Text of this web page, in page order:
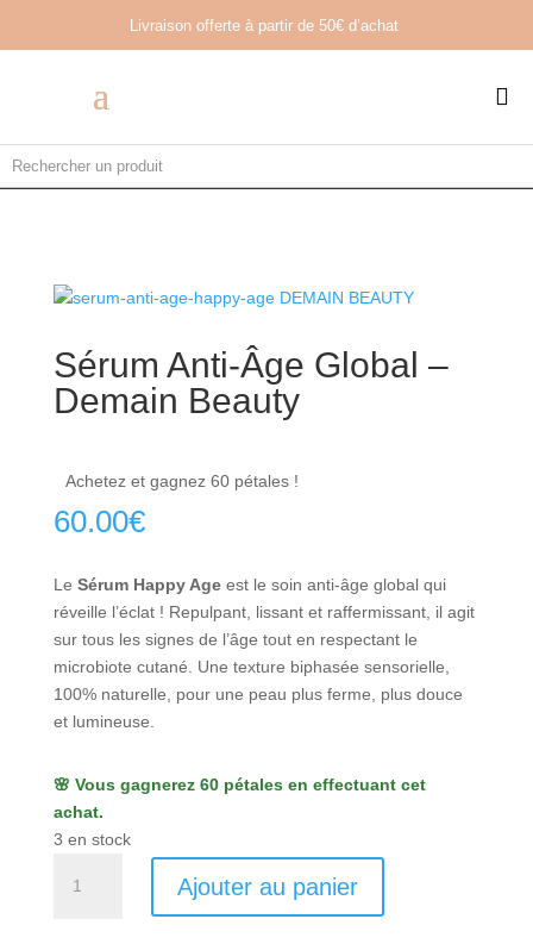
Livraison offerte à partir de 50€ d’achat

Sérum Anti-Âge Global –
Demain Beauty
Achetez et gagnez 60 pétales !
60.00€
Le Sérum Happy Ageest le soin anti-âge global qui
réveille l’éclat ! Repulpant, lissant et raffermissant, il agit
sur tous les signes de l’âge tout en respectant le
microbiote cutané. Une texture biphasée sensorielle,
100% naturelle, pour une peau plus ferme, plus douce
et lumineuse.
🌸 Vous gagnerez 60 pétales en effectuant cet
achat.
3 en stock
Ajouter au panier